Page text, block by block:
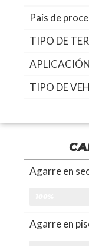
País de
TIPO DE
APLICACIÓN
TIPO DE
Agarre en
Agarre en